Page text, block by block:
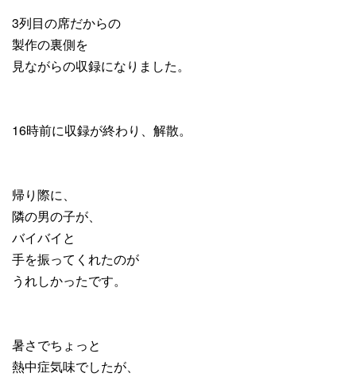
3列目の席だからの
製作の裏側を
見ながらの収録になりました。
16時前に収録が終わり、解散。
帰り際に、
隣の男の子が、
バイバイと
手を振ってくれたのが
うれしかったです。
暑さでちょっと
熱中症気味でしたが、